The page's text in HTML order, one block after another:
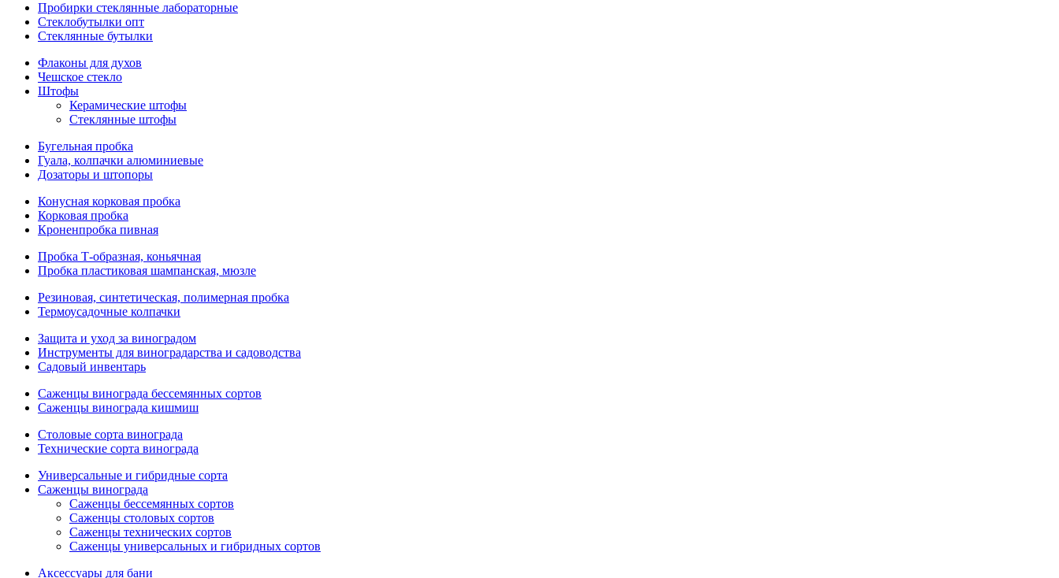
Пробирки стеклянные лабораторные
Стеклобутылки опт
Стеклянные бутылки
Флаконы для духов
Чешское стекло
Штофы
Керамические штофы
Стеклянные штофы
Бугельная пробка
Гуала, колпачки алюминиевые
Дозаторы и штопоры
Конусная корковая пробка
Корковая пробка
Кроненпробка пивная
Пробка Т-образная, коньячная
Пробка пластиковая шампанская, мюзле
Резиновая, синтетическая, полимерная пробка
Термоусадочные колпачки
Защита и уход за виноградом
Инструменты для виноградарства и садоводства
Садовый инвентарь
Саженцы винограда бессемянных сортов
Саженцы винограда кишмиш
Столовые сорта винограда
Технические сорта винограда
Универсальные и гибридные сорта
Саженцы винограда
Саженцы бессемянных сортов
Саженцы столовых сортов
Саженцы технических сортов
Саженцы универсальных и гибридных сортов
Аксессуары для бани